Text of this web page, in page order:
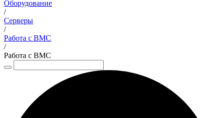
Оборудование
/
Серверы
/
Работа с BMC
/
Работа с BMC